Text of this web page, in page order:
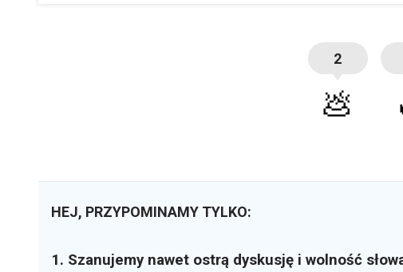
2
💩
HEJ, PRZYPOMINAMY TYLKO:
1. Szanujemy nawet ostrą dyskusję i wolność